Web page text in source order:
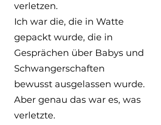
verletzen.
Ich war die, die in Watte
gepackt wurde, die in
Gesprächen über Babys und
Schwangerschaften
bewusst ausgelassen wurde.
Aber genau das war es, was
verletzte.